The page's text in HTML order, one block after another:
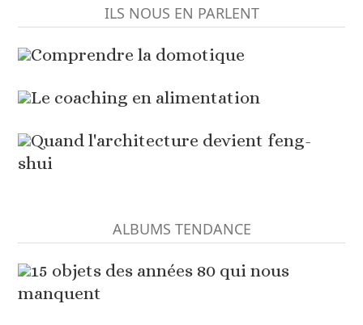
ILS NOUS EN PARLENT
Comprendre la domotique
Le coaching en alimentation
Quand l'architecture devient feng-
shui
ALBUMS TENDANCE
15 objets des années 80 qui nous
manquent